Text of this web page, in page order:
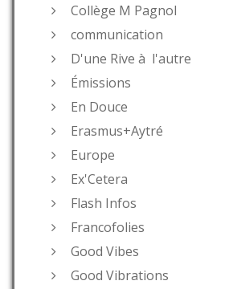
Collège M Pagnol
communication
D'une Rive à l'autre
Émissions
En Douce
Erasmus+Aytré
Europe
Ex'Cetera
Flash Infos
Francofolies
Good Vibes
Good Vibrations